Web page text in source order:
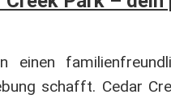
schafft. Cedar